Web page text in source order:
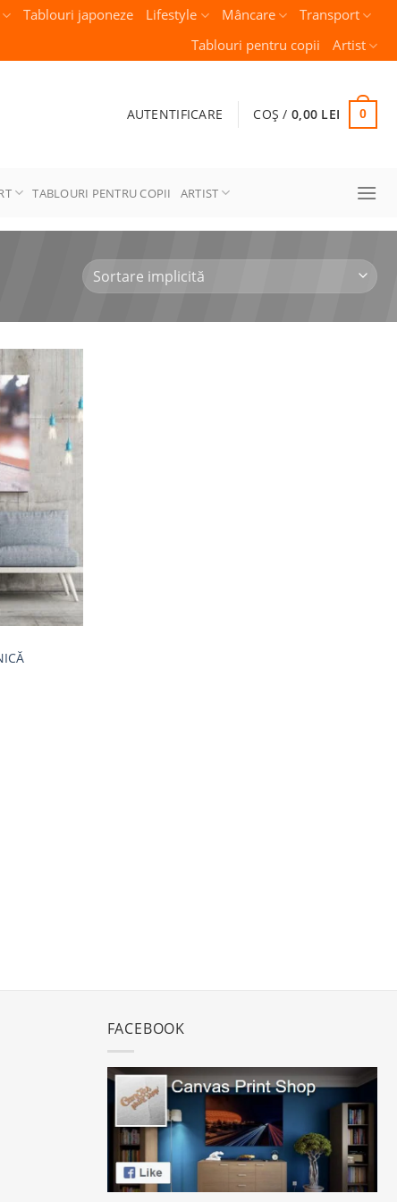
Tablouri japoneze Lifestyle Mâncare
Transport
Tablouri pentru copii
Artist
AUTENTIFICARE COȘ / 0,00 LEI 0
TABLOURI PENTRU COPII ARTIST
Adaugă
la
favorite
FACEBOOK